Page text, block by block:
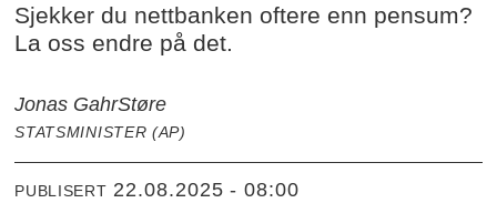
Sjekker du nettbanken oftere enn pensum?
La oss endre på det.
Jonas GahrStøre
STATSMINISTER (AP)
PUBLISERT 22.08.2025 - 08:00